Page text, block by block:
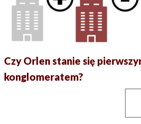
Czy Orlen stanie się
konglomeratem?